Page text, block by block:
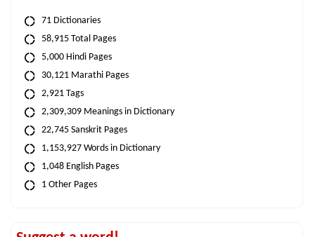
71 Dictionaries
58,915 Total Pages
5,000 Hindi Pages
30,121 Marathi Pages
2,921 Tags
2,309,309 Meanings in Dictionary
22,745 Sanskrit Pages
1,153,927 Words in Dictionary
1,048 English Pages
1 Other Pages